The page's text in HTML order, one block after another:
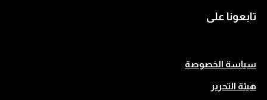
تابعونا على
سياسة الخصوصة
هيئة التحرير